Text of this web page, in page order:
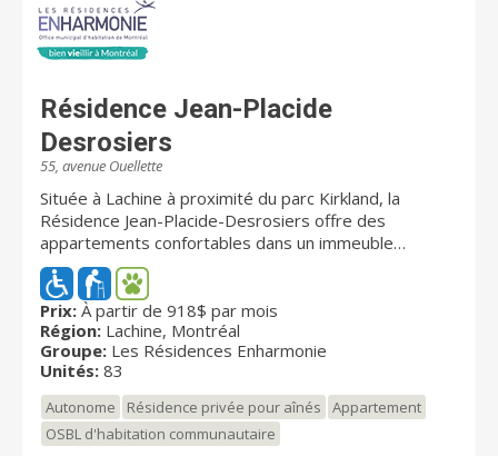
Résidence Jean-Placide
Desrosiers
55, avenue Ouellette
Située à Lachine à proximité du parc Kirkland, la
Résidence Jean-Placide-Desrosiers offre des
appartements confortables dans un immeuble
moderne et sécuritaire conçu spécialement pour les
besoins des personnes âgées autonomes ou en
légère perte d'autonomie. Le loyer inclut 5 repas par
semaine servis dans la salle à manger, l'accès gratuit à
la buanderie, le chauffage et l'électricité, le téléphone
et la télévision par câble ainsi qu'une variété
d'activités de loisir. La sécurité de nos résidants nous
tient à cœur : l'immeuble est muni de caméras de
sécurité et l'accès est contrôlé par une carte
Prix: À partir de 918$ par mois
Région: Lachine, Montréal
Groupe: Les Résidences Enharmonie
Unités: 83
Autonome Résidence privée pour aînés
Appartement
OSBL d'habitation communautaire